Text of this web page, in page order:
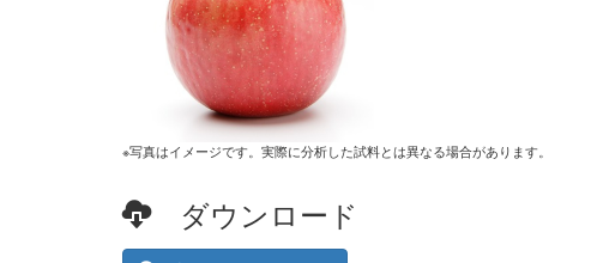
※写真はイメージです。実際に分析した試料とは異なる場合があります。
ダウンロード